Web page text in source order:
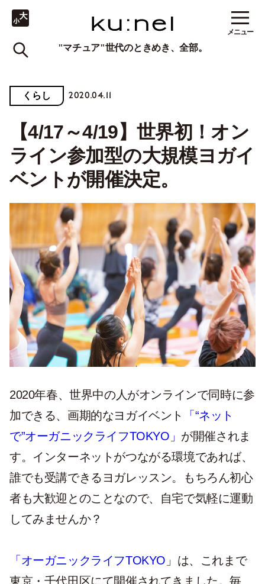
"マチュア"世代のときめき、全部。
メニュー
くらし 2020.04.11
【4/17～4/19】世界初！オン
ライン参加型の大規模ヨガイ
ベントが開催決定。
2020年春、世界中の人がオンラインで同時に参
加できる、画期的なヨガイベント
「“ネット
で”オーガニックライフTOKYO」 が開催されま
す。インターネットがつながる環境であれば、
誰でも受講できるヨガレッスン。もちろん初心
者も大歓迎とのことなので、自宅で気軽に運動
してみませんか？
「オーガニックライフTOKYO」 は、これまで
東京・千代田区にて開催されてきました。毎